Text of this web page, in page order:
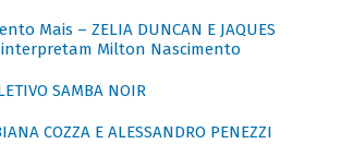
Mais – ZELIA DUNCAN E JAQUES
interpretam Milton Nascimento
SAMBA NOIR
COZZA E ALESSANDRO PENEZZI